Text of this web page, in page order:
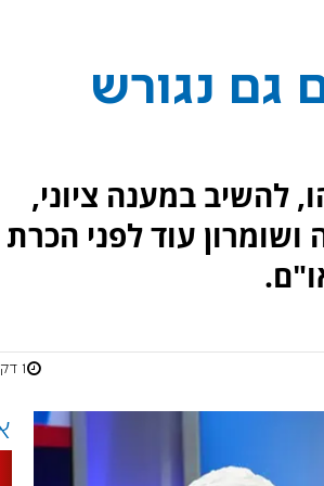
גם נגורש
להשיב במענה ציוני,
ושומרון עוד לפני הכרת
1 דקות